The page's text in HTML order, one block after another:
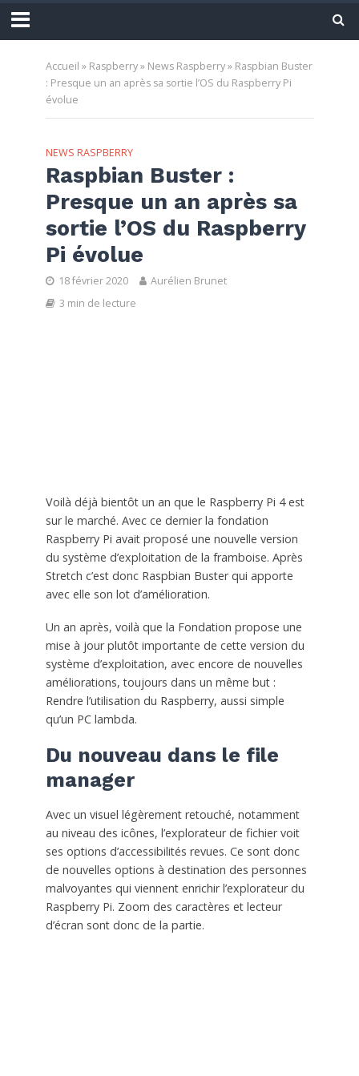
Accueil » Raspberry» News Raspberry» Raspbian Buster
: Presque un an après sa sortie l’OS du Raspberry Pi
évolue
NEWS RASPBERRY
Raspbian Buster :
Presque un an après sa
sortie l’OS du Raspberry
Pi évolue
18 février 2020
Aurélien Brunet
3 min de lecture
Voilà déjà bientôt un an que le Raspberry Pi 4 est
sur le marché. Avec ce dernier la fondation
Raspberry Pi avait proposé une nouvelle version
du système d’exploitation de la framboise. Après
Stretch c’est donc Raspbian Buster qui apporte
avec elle son lot d’amélioration.
Un an après, voilà que la Fondation propose une
mise à jour plutôt importante de cette version du
système d’exploitation, avec encore de nouvelles
améliorations, toujours dans un même but :
Rendre l’utilisation du Raspberry, aussi simple
qu’un PC lambda.
Du nouveau dans le file
manager
Avec un visuel légèrement retouché, notamment
au niveau des icônes, l’explorateur de fichier voit
ses options d’accessibilités revues. Ce sont donc
de nouvelles options à destination des personnes
malvoyantes qui viennent enrichir l’explorateur du
Raspberry Pi. Zoom des caractères et lecteur
d’écran sont donc de la partie.